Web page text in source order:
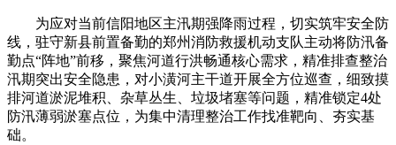
为应对当前信阳地区主汛期强降雨过程，切实筑牢安全防
线，驻守新县前置备勤的郑州消防救援机动支队主动将防汛备
勤点“阵地”前移，聚焦河道行洪畅通核心需求，精准排查整治
汛期突出安全隐患，对小潢河主干道开展全方位巡查，细致摸
排河道淤泥堆积、杂草丛生、垃圾堵塞等问题，精准锁定4处
防汛薄弱淤塞点位，为集中清理整治工作找准靶向、夯实基
础。